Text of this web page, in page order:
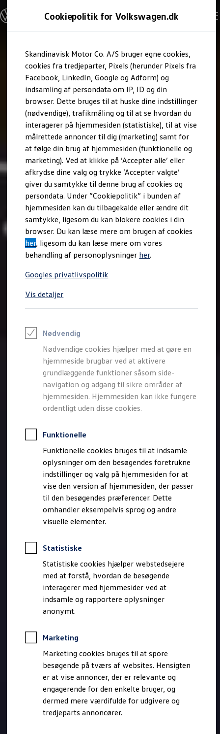
Cookiepolitik for Volkswagen.dk
Skandinavisk Motor Co. A/S bruger egne cookies,
cookies fra tredjeparter, Pixels (herunder Pixels fra
Facebook, LinkedIn, Google og Adform) og
indsamling af persondata om IP, ID og din
browser. Dette bruges til at huske dine indstillinger
(nødvendige), trafikmåling og til at se hvordan du
interagerer på hjemmesiden (statistiske), til at vise
målrettede annoncer til dig (marketing) samt for
at følge din brug af hjemmesiden (funktionelle og
marketing). Ved at klikke på ’Accepter alle’ eller
afkrydse dine valg og trykke ’Accepter valgte’
giver du samtykke til denne brug af cookies og
persondata. Under ”Cookiepolitik” i bunden af
hjemmesiden kan du tilbagekalde eller ændre dit
samtykke, ligesom du kan blokere cookies i din
browser. Du kan læse mere om brugen af cookies
her, ligesom du kan læse mere om vores
behandling af personoplysninger her.
Googles privatlivspolitik
Vis detaljer
Nødvendig
Nødvendige cookies hjælper med at gøre en
hjemmeside brugbar ved at aktivere
grundlæggende funktioner såsom side-
navigation og adgang til sikre områder af
hjemmesiden. Hjemmesiden kan ikke fungere
ordentligt uden disse cookies.
Funktionelle
Funktionelle cookies bruges til at indsamle
oplysninger om den besøgendes foretrukne
indstillinger og valg på hjemmesiden for at
vise den version af hjemmesiden, der passer
til den besøgendes præferencer. Dette
omhandler eksempelvis sprog og andre
visuelle elementer.
Statistiske
Statistiske cookies hjælper webstedsejere
med at forstå, hvordan de besøgende
interagerer med hjemmesider ved at
indsamle og rapportere oplysninger
anonymt.
Marketing
Marketing cookies bruges til at spore
besøgende på tværs af websites. Hensigten
er at vise annoncer, der er relevante og
engagerende for den enkelte bruger, og
dermed mere værdifulde for udgivere og
tredjeparts annoncører.
hovedindhold
footer
Modeller og konfigurator
Byg din Volkswagen
Alle modeller
Kend din Volkswagen
Erhvervsbiler
Værktøjskassen
ConnectedFleet
Service
California on Tour app
Elektriske biler
Elbiler
ID. Polo
ID. Cross
ID.3 Neo
ID.4
ID.5
ID.7
ID.7 Tourer
ID. Buzz
Konceptbiler
ID. EVERY1
ID. 2all & ID. GTI
Varebiler på el
Elektromobilitet i dagligdagen
Eldrevne modeller
ID. Buzz Cargo
Opladning og Rækkevidde
Opladning med Clever
Opladning med Clever - Erhvervsbiler
Udregn din rækkevidde
Lær din ID. at kende
Varmepumpe
Energieffektivitet
Teaser Battery Regulation
Software og konnektivitet
ID. Software 6.0
ID.- softwareversioner og opdateringer
Grænseflader til din ID.
Køb og leasing
Lagerbiler til hurtig levering
Book en prøvetur
Bestil et tilbud
Brugte biler
Pendlerleasing
Budgetberegner
Firmabil
Vejen til en ny Volkswagen
Online Privatleasing
Finansiering og forsikring
Volkswagen Forsikring
Volkswagen Finansiering
Ejere og services
Book tid på værkstedet
Service
Serviceabonnementer
Service 5+
Service på elbiler
Prismatch
Fordele ved autoriseret værksted
Brugbar information
Servicefordele
Digitale ekstrafunktioner
Se tjenesterne til din model
Volkswagen-apps, login og shop
Forbind mobiltelefonen med bilen
Opdateringer til software, kort og radio
Fleet Interface Data
MinVolkswagen
Digital instruktionsbog
Tilbehør